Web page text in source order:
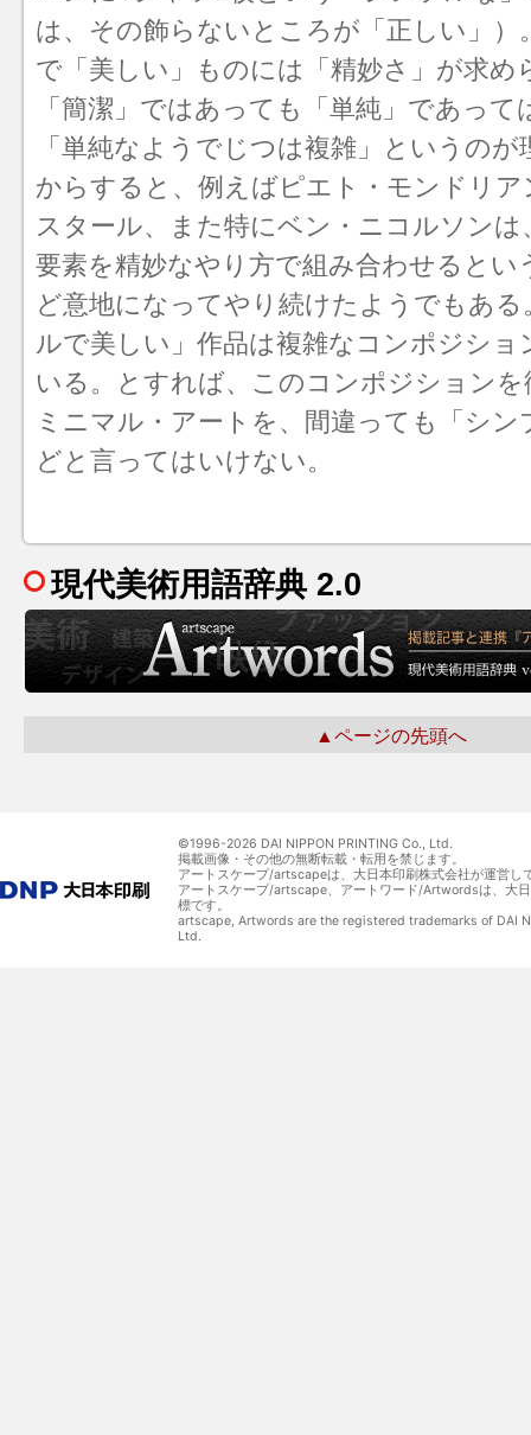
は、その飾らないところが「正しい」）
で「美しい」ものには「精妙さ」が求め
「簡潔」ではあっても「単純」であっ
「単純なようでじつは複雑」というの
からすると、例えばピエト・モンドリ
スタール、また特にベン・ニコルソンは
要素を精妙なやり方で組み合わせるとい
ど意地になってやり続けたようでもあ
ルで美しい」作品は複雑な コンポジショ
いる。とすれば、このコンポジション
ミニマル・アート を、間違っても「シ
どと言ってはいけない。
現代美術用語辞典 2.0
▲ページの先頭へ
©1996-2026 DAI NIPPON PRINTING Co., Ltd.
掲載画像・その他の無断転載・転用を禁じます。
アートスケープ/artscapeは、大日本印刷株式会社が運営し
アートスケープ/artscape、アートワード/Artwordsは、大
標です。
artscape, Artwords are the registered trademarks of DAI
Ltd.